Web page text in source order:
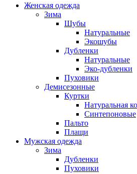
Женская одежда
Зима
Шубы
Натуральные
Экошубы
Дубленки
Натуральные
Эко-дубленки
Пуховики
Демисезонные
Куртки
Натуральная
Синтепоновые
Пальто
Плащи
Мужская одежда
Зима
Дубленки
Пуховики